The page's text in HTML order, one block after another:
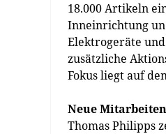
18.000 Artikeln
Inneinrichtung
Elektrogeräte
zusätzliche
Fokus liegt auf
Neue
Thomas Philipps